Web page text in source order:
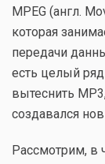
MPEG (англ.
которая
передачи
есть целый
вытеснить
создавался
Рассмотрим, в